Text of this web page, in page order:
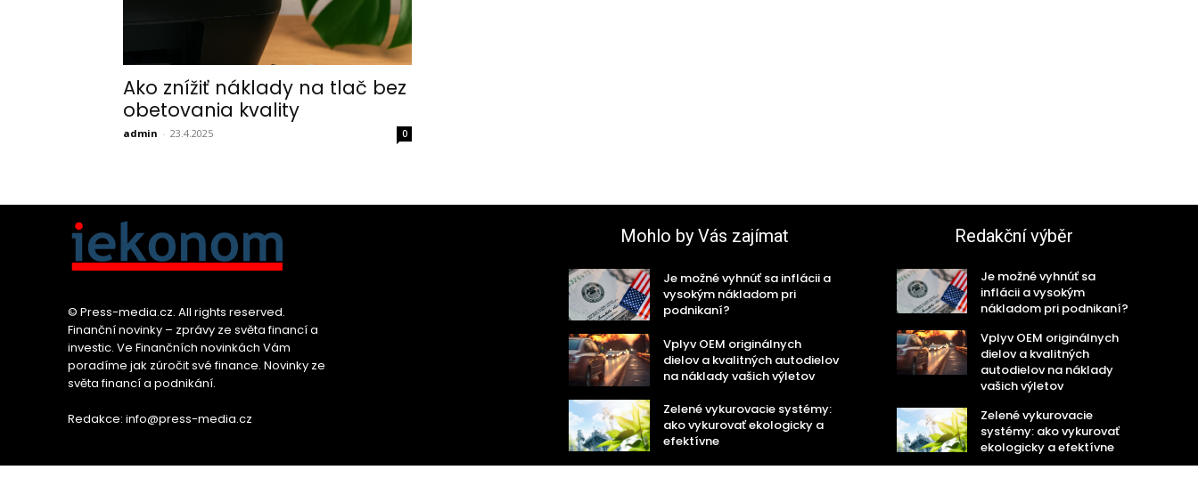
Ako znížiť náklady na tlač bez
obetovania kvality
admin - 23.4.2025 0
© Press-media.cz. All rights reserved.
Finanční novinky – zprávy ze světa financí a
investic. Ve Finančních novinkách Vám
poradíme jak zúročit své finance. Novinky ze
světa financí a podnikání.
Redakce: info@press-media.cz
Mohlo by Vás zajímat
Je možné vyhnúť sa inflácii a
vysokým nákladom pri
podnikaní?
Vplyv OEM originálnych
dielov a kvalitných autodielov
na náklady vašich výletov
Zelené vykurovacie systémy:
ako vykurovať ekologicky a
efektívne
Redakční výběr
Je možné vyhnúť sa
inflácii a vysokým
nákladom pri podnikaní?
Vplyv OEM originálnych
dielov a kvalitných
autodielov na náklady
vašich výletov
Zelené vykurovacie
systémy: ako vykurovať
ekologicky a efektívne